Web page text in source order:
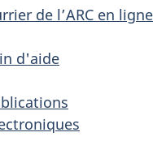
de l’ARC en ligne
d'aide